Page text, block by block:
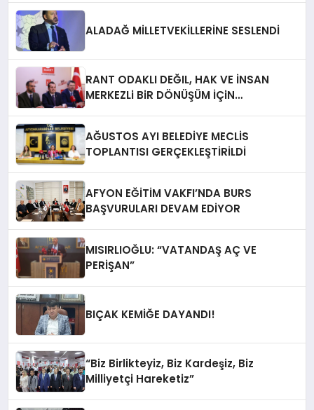
ALADAĞ MİLLETVEKİLLERİNE SESLENDİ
RANT ODAKLI DEĞIL, HAK VE İNSAN
MERKEZLi BiR DÖNÜŞÜM İÇiN
AĞUSTOS AYI BELEDİYE MECLİS
TOPLANTISI GERÇEKLEŞTİRİLDİ
AFYON EĞİTİM VAKFI’NDA BURS
BAŞVURULARI DEVAM EDİYOR
MISIRLIOĞLU: “VATANDAŞ AÇ VE
PERİŞAN”
BIÇAK KEMİĞE DAYANDI!
“Biz Birlikteyiz, Biz Kardeşiz, Biz
Milliyetçi Hareketiz”